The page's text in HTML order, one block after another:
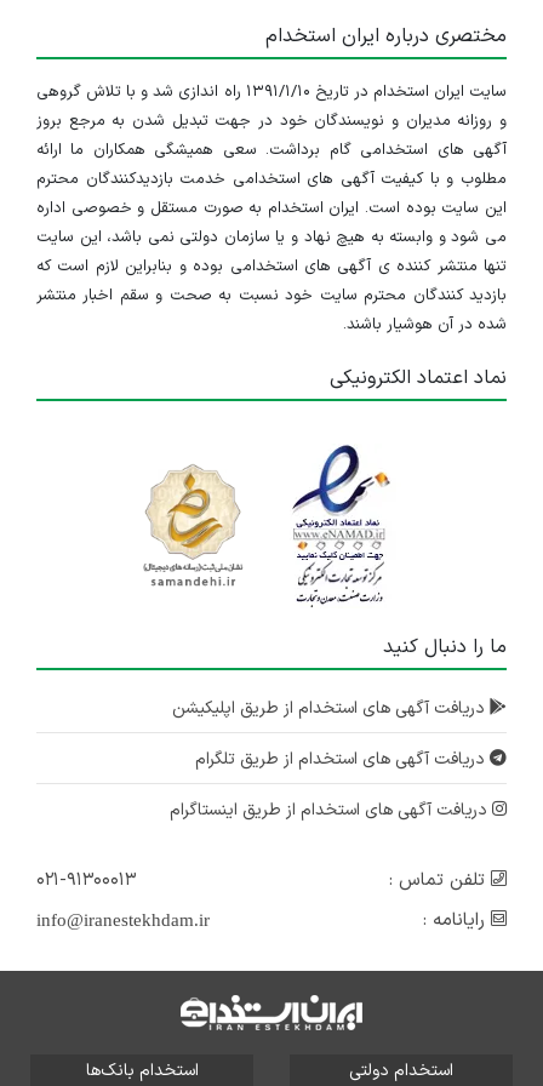
مختصری درباره ایران استخدام
سایت ایران استخدام در تاریخ ۱۳۹۱/۱/۱۰ راه اندازی شد و با تلاش گروهی
و روزانه مدیران و نویسندگان خود در جهت تبدیل شدن به مرجع بروز
آگهی های استخدامی گام برداشت. سعی همیشگی همکاران ما ارائه
مطلوب و با کیفیت آگهی های استخدامی خدمت بازدیدکنندگان محترم
این سایت بوده است. ایران استخدام به صورت مستقل و خصوصی اداره
می شود و وابسته به هیچ نهاد و یا سازمان دولتی نمی باشد، این سایت
تنها منتشر کننده ی آگهی های استخدامی بوده و بنابراین لازم است که
بازدید کنندگان محترم سایت خود نسبت به صحت و سقم اخبار منتشر
شده در آن هوشیار باشند.
نماد اعتماد الکترونیکی
ما را دنبال کنید
دریافت آگهی های استخدام از طریق اپلیکیشن
دریافت آگهی های استخدام از طریق تلگرام
دریافت آگهی های استخدام از طریق اینستاگرام
تلفن تماس :
۰۲۱-۹۱۳۰۰۰۱۳
رایانامه :
info@iranestekhdam.ir
استخدام دولتی استخدام بانک‌ها